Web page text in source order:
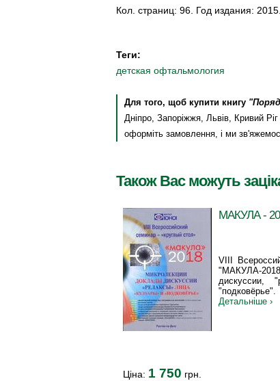
Кол. страниц: 96. Год издания: 2015.
Теги:
детская офтальмология
Для того, щоб купити книгу
Дніпро, Запоріжжя, Львів, Кривий
оформіть замовлення, і ми
Також Вас можуть
МАКУЛА -
VIII
"МАКУЛА-
дискуссии,
"подковёрье".
Детальніше ›
Ціна: 1 750 грн.